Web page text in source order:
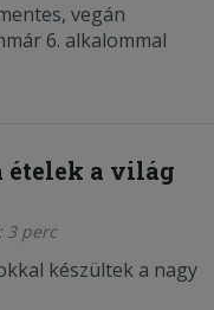
vegán
6. alkalommal
ételek a világ
3 perc
készültek a nagy